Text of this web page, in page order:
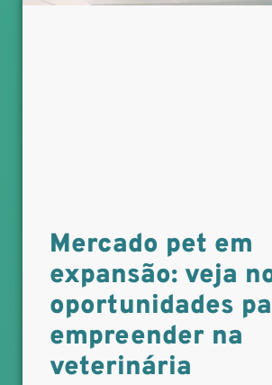
Mercado pet em
expansão: veja
oportunidades
empreender na
veterinária